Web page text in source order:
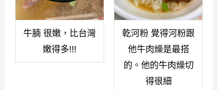
牛腩 很嫩，比台灣
嫩得多!!!
乾河粉 覺得河粉跟
他牛肉燥是最搭
的。他的牛肉燥切
得很細